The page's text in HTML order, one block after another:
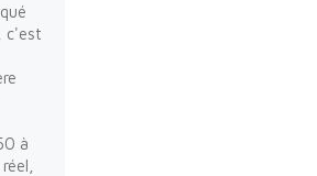
c'est
à